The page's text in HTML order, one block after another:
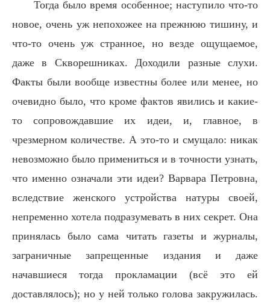
Тогда было время особенное; наступило что-то
новое, очень уж непохожее на прежнюю тишину, и
что-то очень уж странное, но везде ощущаемое,
даже в Скворешниках. Доходили разные слухи.
Факты были вообще известны более или менее, но
очевидно было, что кроме фактов явились и какие-
то сопровождавшие их идеи, и, главное, в
чрезмерном количестве. А это-то и смущало: никак
невозможно было примениться и в точности узнать,
что именно означали эти идеи? Варвара Петровна,
вследствие женского устройства натуры своей,
непременно хотела подразумевать в них секрет. Она
принялась было сама читать газеты и журналы,
заграничные запрещенные издания и даже
начавшиеся тогда прокламации (всё это ей
доставлялось); но у ней только голова закружилась.